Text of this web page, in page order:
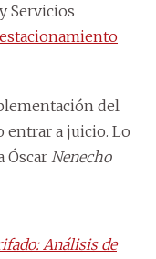
Servicios
estacionamiento
del
entrar a juicio. Lo
Óscar Nenecho
Análisis de